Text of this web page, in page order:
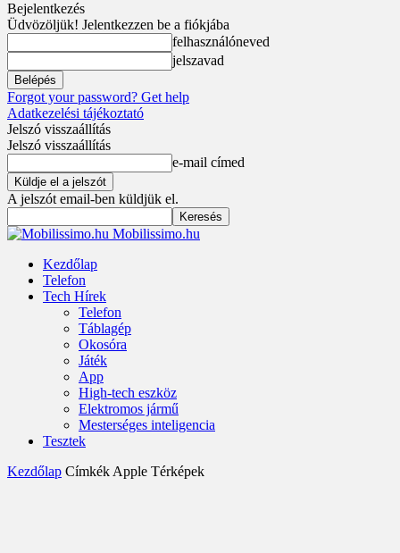
Bejelentkezés
Üdvözöljük! Jelentkezzen be a fiókjába
felhasználóneved
jelszavad
Forgot your password? Get help
Adatkezelési tájékoztató
Jelszó visszaállítás
Jelszó visszaállítás
e-mail címed
A jelszót email-ben küldjük el.
Mobilissimo.hu
Kezdőlap
Telefon
Tech Hírek
Telefon
Táblagép
Okosóra
Játék
App
High-tech eszköz
Elektromos jármű
Mesterséges inteligencia
Tesztek
Kezdőlap Címkék Apple Térképek